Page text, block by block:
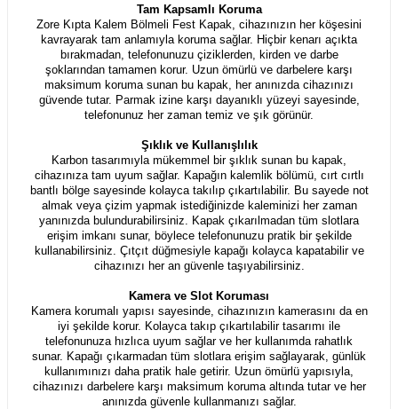
Tam Kapsamlı Koruma
Zore Kıpta Kalem Bölmeli Fest Kapak, cihazınızın her köşesini
kavrayarak tam anlamıyla koruma sağlar. Hiçbir kenarı açıkta
bırakmadan, telefonunuzu çiziklerden, kirden ve darbe
şoklarından tamamen korur. Uzun ömürlü ve darbelere karşı
maksimum koruma sunan bu kapak, her anınızda cihazınızı
güvende tutar. Parmak izine karşı dayanıklı yüzeyi sayesinde,
telefonunuz her zaman temiz ve şık görünür.
Şıklık ve Kullanışlılık
Karbon tasarımıyla mükemmel bir şıklık sunan bu kapak,
cihazınıza tam uyum sağlar. Kapağın kalemlik bölümü, cırt cırtlı
bantlı bölge sayesinde kolayca takılıp çıkartılabilir. Bu sayede not
almak veya çizim yapmak istediğinizde kaleminizi her zaman
yanınızda bulundurabilirsiniz. Kapak çıkarılmadan tüm slotlara
erişim imkanı sunar, böylece telefonunuzu pratik bir şekilde
kullanabilirsiniz. Çıtçıt düğmesiyle kapağı kolayca kapatabilir ve
cihazınızı her an güvenle taşıyabilirsiniz.
Kamera ve Slot Koruması
Kamera korumalı yapısı sayesinde, cihazınızın kamerasını da en
iyi şekilde korur. Kolayca takıp çıkartılabilir tasarımı ile
telefonunuza hızlıca uyum sağlar ve her kullanımda rahatlık
sunar. Kapağı çıkarmadan tüm slotlara erişim sağlayarak, günlük
kullanımınızı daha pratik hale getirir. Uzun ömürlü yapısıyla,
cihazınızı darbelere karşı maksimum koruma altında tutar ve her
anınızda güvenle kullanmanızı sağlar.